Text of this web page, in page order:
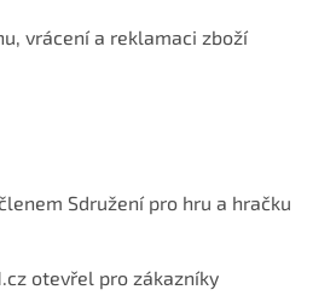
vrácení a reklamaci zboží
Sdružení pro hru a hračku
otevřel pro zákazníky